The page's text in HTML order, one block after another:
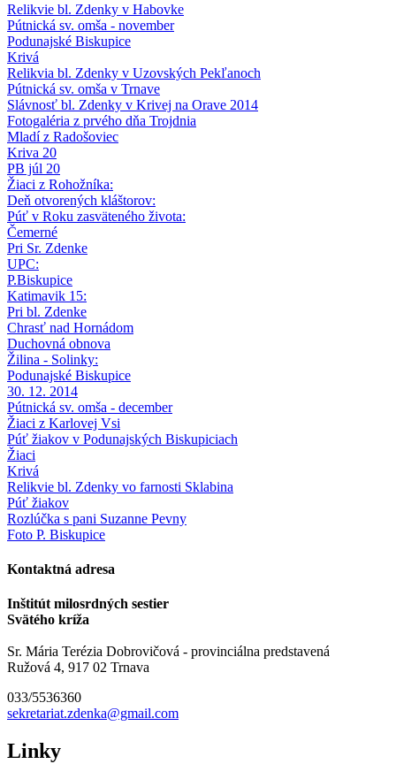
Relikvie bl. Zdenky v Habovke
Pútnická sv. omša - november
Podunajské Biskupice
Krivá
Relikvia bl. Zdenky v Uzovských Pekľanoch
Pútnická sv. omša v Trnave
Slávnosť bl. Zdenky v Krivej na Orave 2014
Fotogaléria z prvého dňa Trojdnia
Mladí z Radošoviec
Kriva 20
PB júl 20
Žiaci z Rohožníka:
Deň otvorených kláštorov:
Púť v Roku zasväteného života:
Čemerné
Pri Sr. Zdenke
UPC:
P.Biskupice
Katimavik 15:
Pri bl. Zdenke
Chrasť nad Hornádom
Duchovná obnova
Žilina - Solinky:
Podunajské Biskupice
30. 12. 2014
Pútnická sv. omša - december
Žiaci z Karlovej Vsi
Púť žiakov v Podunajských Biskupiciach
Žiaci
Krivá
Relikvie bl. Zdenky vo farnosti Sklabina
Púť žiakov
Rozlúčka s pani Suzanne Pevny
Foto P. Biskupice
Kontaktná adresa
Inštitút milosrdných sestier
Svätého kríža
Sr. Mária Terézia Dobrovičová - provinciálna predstavená
Ružová 4, 917 02 Trnava
033/5536360
sekretariat.zdenka@gmail.com
Linky